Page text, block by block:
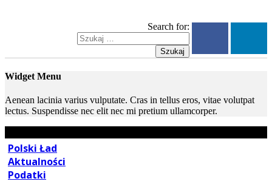
Search for:
Szukaj
Widget Menu
Aenean lacinia varius vulputate. Cras in tellus eros, vitae volutpat
lectus. Suspendisse nec elit nec mi pretium ullamcorper.
Polski Ład
Aktualności
Podatki